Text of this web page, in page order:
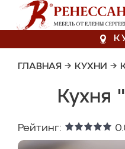
ГЛАВНАЯ → КУХНИ →
Кухня
Рейтинг: